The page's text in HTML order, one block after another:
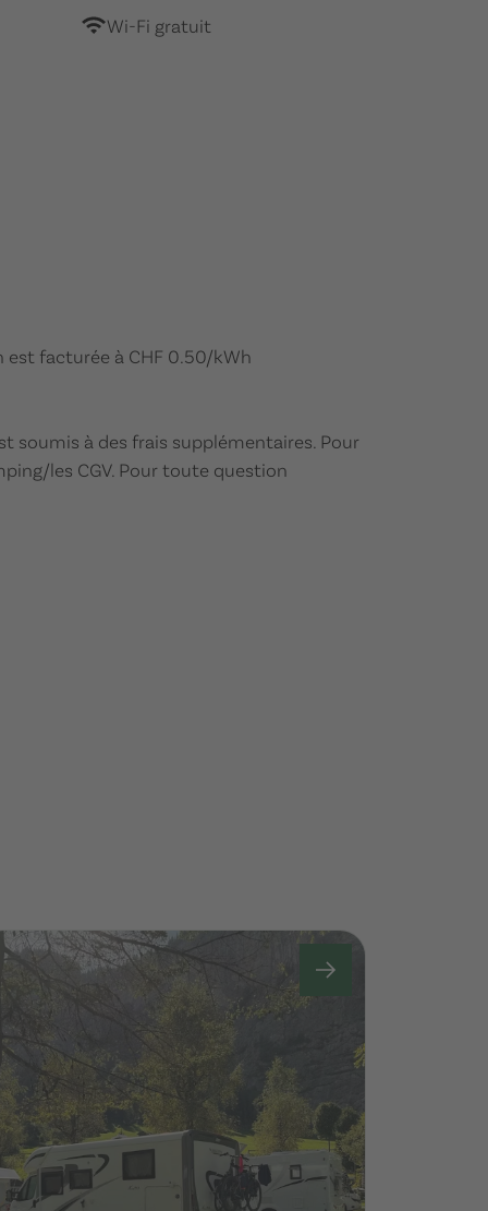
Wi-Fi gratuit
est facturée à CHF 0.50/kWh
soumis à des frais supplémentaires. Pour
les CGV. Pour toute question